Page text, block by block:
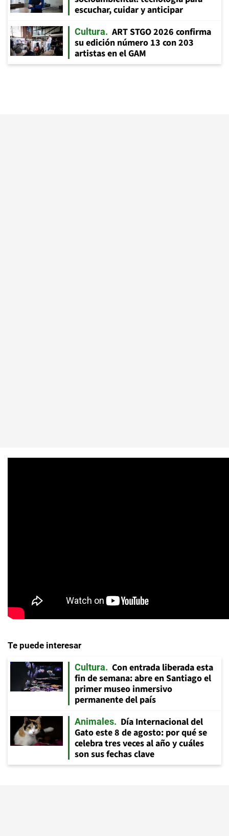
escuchar, cuidar y anticipar
Cultura
ART STGO 2026 confirma
su edición número 13 con 203
artistas en el GAM
Te puede interesar
Cultura
Con entrada liberada esta
fin de semana: abre en Santiago el
primer museo inmersivo
permanente del país
Animales
Día Internacional del
Gato este 8 de agosto: por qué se
celebra tres veces al año y cuáles
son sus fechas clave